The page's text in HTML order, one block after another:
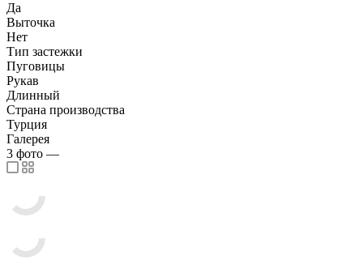
Да
Выточка
Нет
Тип застежки
Пуговицы
Рукав
Длинный
Страна производства
Турция
Галерея
3 фото —